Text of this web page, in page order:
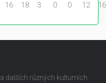
16 18 3 0 0 12
dalších různých kulturních